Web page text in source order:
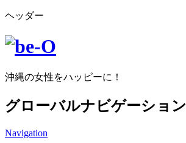
ヘッダー
沖縄の女性をハッピーに！
グローバルナビゲーション
Navigation